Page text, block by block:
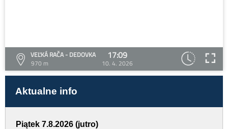
VEĽKÁ RAČA - DEDOVKA
970 m
17:09
10. 4. 2026
Aktualne info
Piątek 7.8.2026 (jutro)